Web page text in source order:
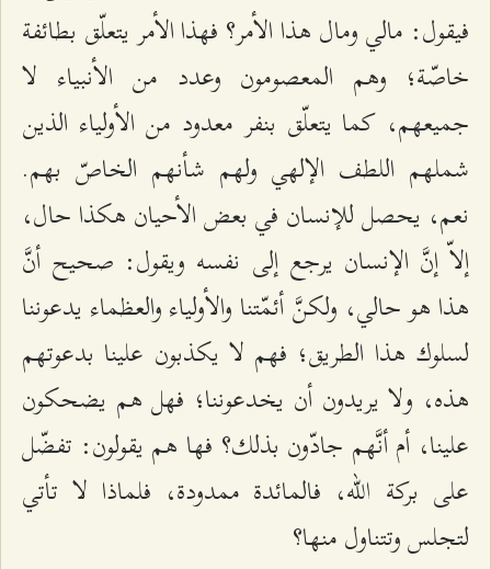
فيقول: مالي ومال هذا الأمر؟ فهذا الأمر يتعلّق بطائفة
خاصّة؛ وهم المعصومون وعدد من الأنبياء لا
جميعهم، كما يتعلّق بنفر معدود من الأولياء الذين
شملهم اللطف الإلهي ولهم شأنهم الخاصّ بهم.
نعم، يحصل للإنسان في بعض الأحيان هكذا حال،
إلاّ إنَّ الإنسان يرجع إلى نفسه ويقول: صحيح أنَّ
هذا هو حالي، ولكنَّ أئمّتنا والأولياء والعظماء يدعوننا
لسلوك هذا الطريق؛ فهم لا يكذبون علينا بدعوتهم
هذه، ولا يريدون أن يخدعوننا؛ فهل هم يضحكون
علينا، أم أنَّهم جادّون بذلك؟ فها هم يقولون: تفضّل
على بركة الله، فالمائدة ممدودة، فلماذا لا تأتي
لتجلس وتتناول منها؟